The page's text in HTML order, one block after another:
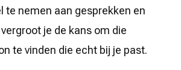
te nemen aan gesprekken en
je de kans om die
te vinden die echt bij je past.